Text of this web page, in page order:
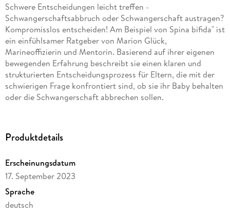
Schwere Entscheidungen leicht treffen -
Schwangerschaftsabbruch oder Schwangerschaft austragen?
Kompromisslos entscheiden! Am Beispiel von Spina bifida" ist
ein einfühlsamer Ratgeber von Marion Glück,
Marineoffizierin und Mentorin. Basierend auf ihrer eigenen
bewegenden Erfahrung beschreibt sie einen klaren und
strukturierten Entscheidungsprozess für Eltern, die mit der
schwierigen Frage konfrontiert sind, ob sie ihr Baby behalten
oder die Schwangerschaft abbrechen sollen.
Falle einer Diagnose bei der Pränatalen Diagnostik. Marion
Glück nimmt die Lesenden mit auf eine emotionale Reise,
eigenen Gedanken- und Gefühlswelt gewährt. Mit einem
sachlichen und reduzierten Schreibstil, der auf die begrenzte
Zeit der Lesenden abgestimmt ist, bietet das Buch einen
wertvollen Leitfaden für Eltern, Ärzte und Familienmitglieder,
die in dieser herausfordernden Situation Rat suchen.
Produktdetails
Erscheinungsdatum
17. September 2023
Sprache
deutsch